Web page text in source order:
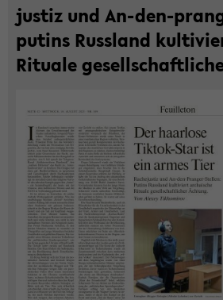
jus­tiz und An-​den-
pu­tins Russ­land
Ri­tua­le